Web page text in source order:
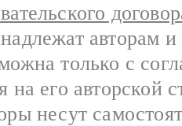
авторам
только с
на его авторской
несут